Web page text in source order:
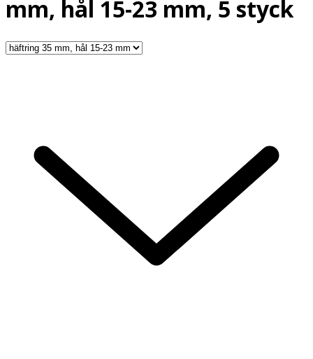
mm, hål 15-23 mm, 5 styck